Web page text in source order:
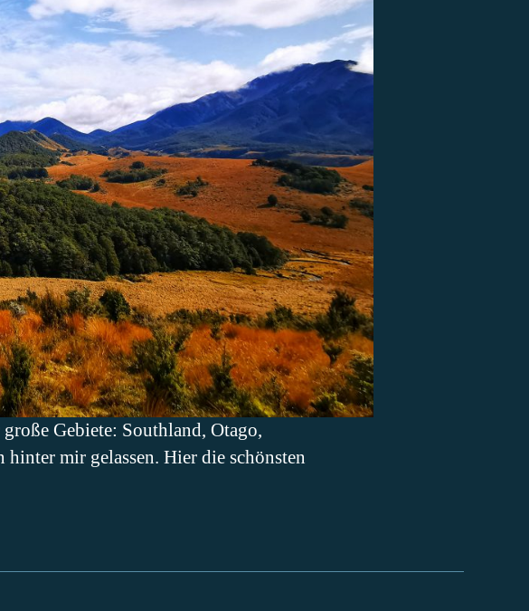
Gebiete: Southland, Otago,
mir gelassen. Hier die schönsten